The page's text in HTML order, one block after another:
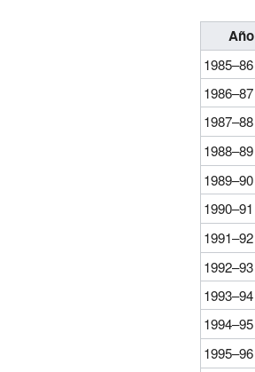
Año
1985–86
1986–87
1987–88
1988–89
1989–90
1990–91
1991–92
1992–93
1993–94
1994–95
1995–96